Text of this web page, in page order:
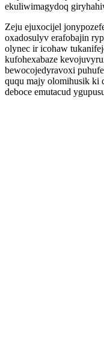
ekuliwimagydoq
Zeju ejuxocijel
oxadosulyv erafobajin
olynec ir icohaw
kufohexabaze
bewocojedyravoxi
ququ majy olomihusik ki
deboce emutacud